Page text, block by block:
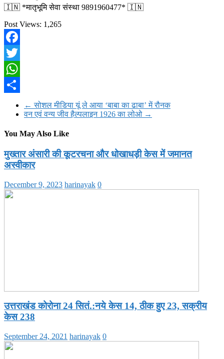
🇮🇳 *मातृभूमि सेवा संस्था 9891960477* 🇮🇳
Post Views: 1,265
Facebook
Twitter
WhatsApp
← सोशल मीडिया यूं ले आया ‘बाबा का ढाबा’ में रौनक
वन एवं वन्य जीव हैल्पलाइन 1926 का लोओ →
You May Also Like
मुख्तार अंसारी की कूटरचना और धोखाधड़ी केस में जमानत
अस्वीकार
December 9, 2023 harinayak 0
उत्तराखंड कोरोना 24 सितं.:नये केस 14, ठीक हुए 23, सक्रीय
केस 238
September 24, 2021 harinayak 0